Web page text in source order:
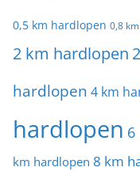
0,5 km hardlopen 0,8
2 km hardlopen
hardlopen 4 km
hardlopen 6
km hardlopen 8 km